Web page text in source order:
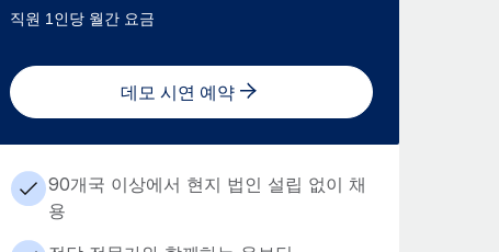
직원 1인당 월간 요금
데모 시연 예약
90개국 이상에서 현지 법인 설립 없이 채
용